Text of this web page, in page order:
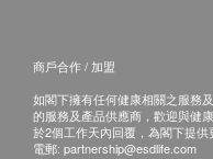
總膽固醇
高密度膽固醇
低密度膽固醇
總脂肪
a. 醫生講解報告
b. 如果客戶已
講解，需另外收
商戶合作 / 加盟
如閣下擁有任何健康相關之服務
的服務及產品供應商，歡迎與健
於2個工作天內回覆，為閣下提供
電郵: partnership@esdlife.com